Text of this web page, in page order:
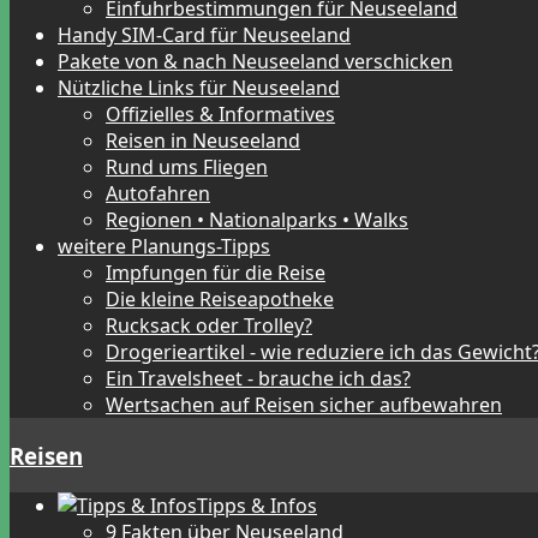
Einfuhrbestimmungen für Neuseeland
Handy SIM-Card für Neuseeland
Pakete von & nach Neuseeland verschicken
Nützliche Links für Neuseeland
Offizielles & Informatives
Reisen in Neuseeland
Rund ums Fliegen
Autofahren
Regionen • Nationalparks • Walks
weitere Planungs-Tipps
Impfungen für die Reise
Die kleine Reiseapotheke
Rucksack oder Trolley?
Drogerieartikel - wie reduziere ich das
Ein Travelsheet - brauche ich das?
Wertsachen auf Reisen sicher aufbewahren
Reisen
Tipps & Infos
9 Fakten über Neuseeland